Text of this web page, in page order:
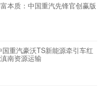
本质：中国重汽先锋官创赢版
重汽豪沃TS新能源牵引车红
南资源运输